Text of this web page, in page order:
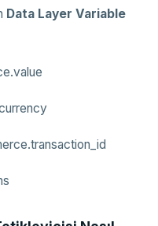
Data Layer Variable